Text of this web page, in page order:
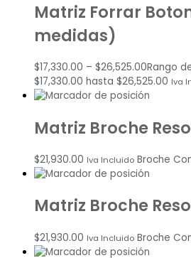
Matriz Forrar
medidas)
$17,330.00 – $26,525.00Rango
$17,330.00 hasta $26,525.00 Iva
Matriz Broche
$21,930.00 Iva Incluido Broche
Matriz Broche
$21,930.00 Iva Incluido Broche